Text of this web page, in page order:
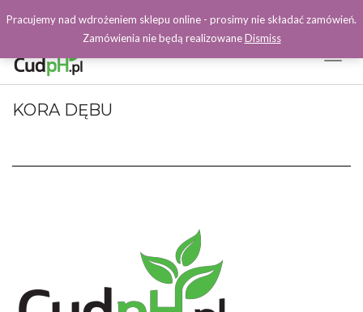
Facebook
KORA DĘBU
Pracujemy nad wdrożeniem sklepu online - prosimy nie składać zamówień.
Zamówienia nie będą realizowaneDismiss